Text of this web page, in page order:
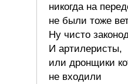
никогда на
не были тоже
Ну чисто
И артилеристы,
или дронщики
не входили